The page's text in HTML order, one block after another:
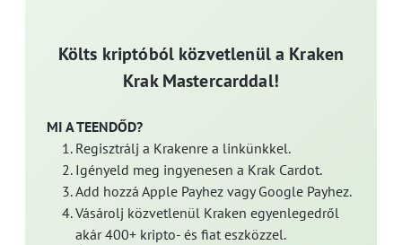
Költs kriptóból közvetlenül a Kraken
Krak Mastercarddal!
MI A TEENDŐD?
Regisztrálj a Krakenre a linkünkkel.
Igényeld meg ingyenesen a Krak Cardot.
Add hozzá Apple Payhez vagy Google Payhez.
Vásárolj közvetlenül Kraken egyenlegedről
akár 400+ kripto- és fiat eszközzel.